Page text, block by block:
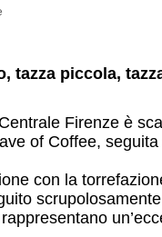
tazza piccola,
Firenze è
of Coffee,
con la